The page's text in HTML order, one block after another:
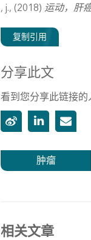
, j., (2018)运动，肝
复制引用
分享此文
看到您分享此链接的
肿瘤
相关文章